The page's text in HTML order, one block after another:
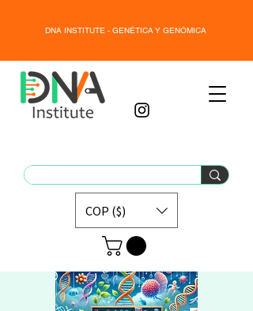
DNA INSTITUTE - GENÉTICA Y GENÓMICA
COP ($)